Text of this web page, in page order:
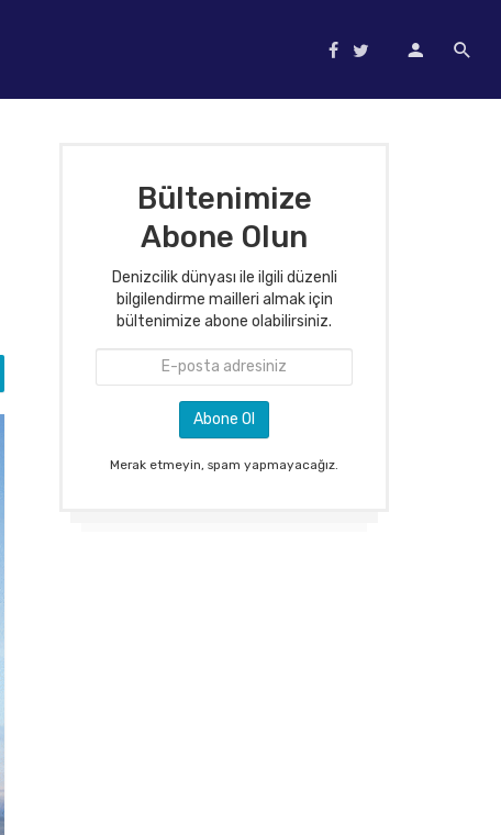
Bültenimize
Abone Olun
Denizcilik dünyası ile ilgili düzenli
bilgilendirme mailleri almak için
bültenimize abone olabilirsiniz.
Merak etmeyin, spam yapmayacağız.